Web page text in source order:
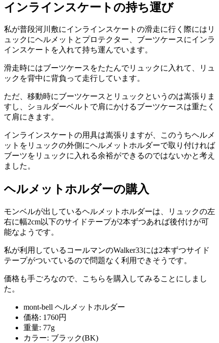
インラインスケートの持ち運び
私が普段河川敷にインラインスケートの滑走に行く際にはリ
ュックにヘルメットとプロテクター、ブーツケースにインラ
インスケートを入れて持ち運んでいます。
滑走時にはブーツケースをたたんでリュックに入れて、リュ
ックを背中に背負って走行しています。
ただ、移動時にブーツケースとリュックというのは嵩張りま
すし、ショルダーベルトで肩にかけるブーツケースは重たく
て肩にきます。
インラインスケートの用具は嵩張りますが、このうちヘルメ
ットをリュックの外側にヘルメットホルダーで取り付ければ
ブーツをリュックに入れる余裕ができるのではないかと考え
ました。
ヘルメットホルダーの購入
モンベルが出しているヘルメットホルダーは、リュックの左
右に幅2cm以下のサイドテープが2本ずつあれば後付けが可
能なようです。
私が利用しているコールマンのWalker33には2本ずつサイド
テープがついているので問題なく利用できそうです。
価格も手ごろなので、こちらを購入してみることにしまし
た。
mont-bell ヘルメットホルダー
価格: 1760円
重量: 77g
カラー: ブラック(BK)